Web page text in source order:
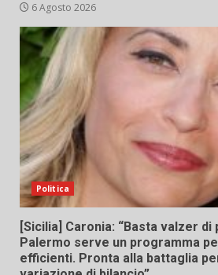
6 Agosto 2026
Politica
[Sicilia] Caronia: “Basta valzer di
Palermo serve un programma
efficienti. Pronta alla battaglia